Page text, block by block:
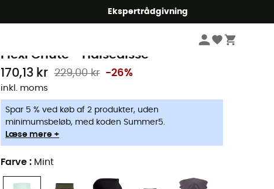
Ekspertrådgivning
Halstørklæder herrer
Flexi Chute - Halsedisse
170,13 kr 229,00 kr -26%
inkl. moms
Spar 5 % ved køb af 2 produkter, uden
minimumsbeløb, med koden Summer5.
Læse mere +
Farve : Mint